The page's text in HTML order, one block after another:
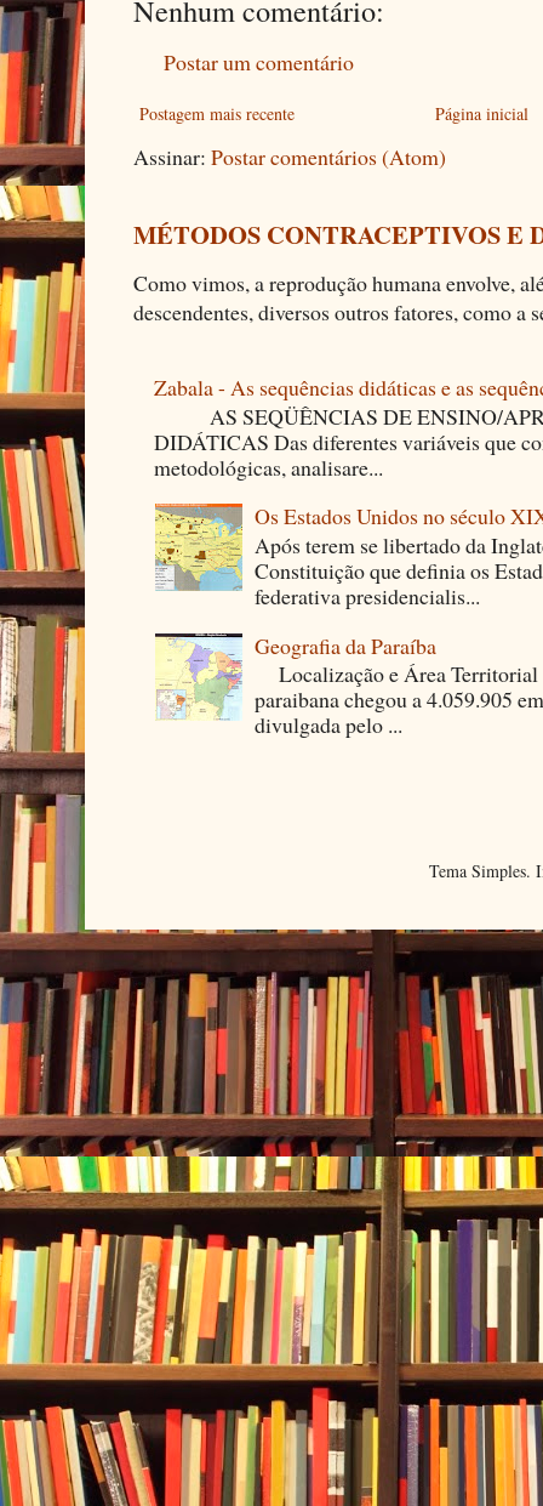
Nenhum comentário:
Postar um comentário
Postagem mais recente Página inicial
Assinar: Postar comentários (Atom)
MÉTODOS CONTRACEPTIVOS E
Como vimos, a reprodução humana envolve,
descendentes, diversos outros fatores, como a
Zabala - As sequências didáticas e as
AS SEQÜÊNCIAS DE ENSINO/
DIDÁTICAS Das diferentes variáveis que
metodológicas, analisare...
Os Estados Unidos no século
Após terem se libertado da
Constituição que definia os
federativa presidencialis...
Geografia da Paraíba
Localização e Área
paraibana chegou a 4.059.905
divulgada pelo ...
Tema Simples.